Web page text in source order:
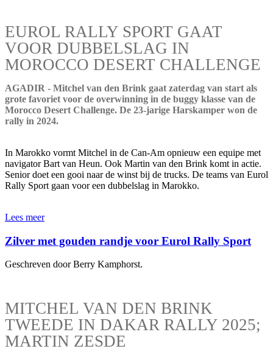
EUROL RALLY SPORT GAAT
VOOR DUBBELSLAG IN
MOROCCO DESERT CHALLENGE
AGADIR - Mitchel van den Brink gaat zaterdag van start als
grote favoriet voor de overwinning in de buggy klasse van de
Morocco Desert Challenge. De 23-jarige Harskamper won de
rally in 2024.
In Marokko vormt Mitchel in de Can-Am opnieuw een equipe met
navigator Bart van Heun. Ook Martin van den Brink komt in actie.
Senior doet een gooi naar de winst bij de trucks. De teams van Eurol
Rally Sport gaan voor een dubbelslag in Marokko.
Lees meer
Zilver met gouden randje voor Eurol Rally Sport
Geschreven door Berry Kamphorst.
MITCHEL VAN DEN BRINK
TWEEDE IN DAKAR RALLY 2025;
MARTIN ZESDE